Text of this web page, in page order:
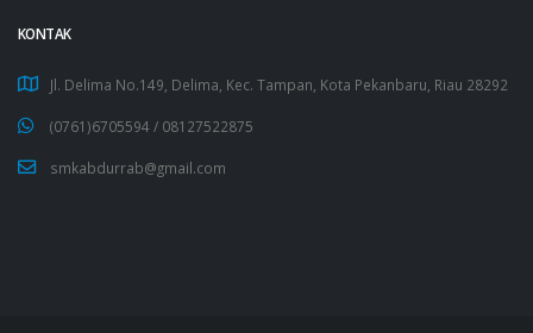
KONTAK
Jl. Delima No.149, Delima, Kec. Tampan, Kota Pekanbaru, Riau 28292
(0761)6705594 / 08127522875
smkabdurrab@gmail.com